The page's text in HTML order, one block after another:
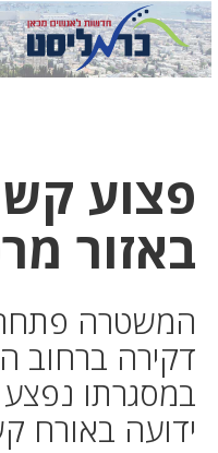
פצוע
באזור
המשטרה
דקירה ברחוב
במסגרתו
ידועה באורח